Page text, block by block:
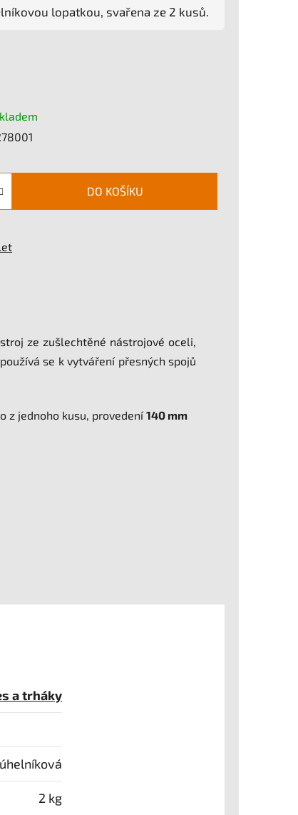
lopatkou, svařena ze 2 kusů.
DO KOŠÍKU
ze zušlechtěné nástrojové oceli,
se k vytváření přesných spojů
z jednoho kusu, provedení140 mm
a trháky
2 kg